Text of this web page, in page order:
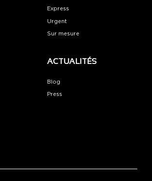
Express
Urgent
Sur mesure
ACTUALITÉS
Blog
Press